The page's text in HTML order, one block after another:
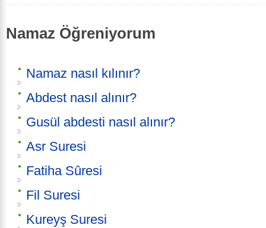
Namaz Öğreniyorum
Namaz nasıl kılınır?
Abdest nasıl alınır?
Gusül abdesti nasıl alınır?
Asr Suresi
Fatiha Sûresi
Fil Suresi
Kureyş Suresi